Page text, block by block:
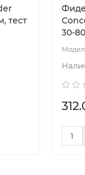
тест
30-